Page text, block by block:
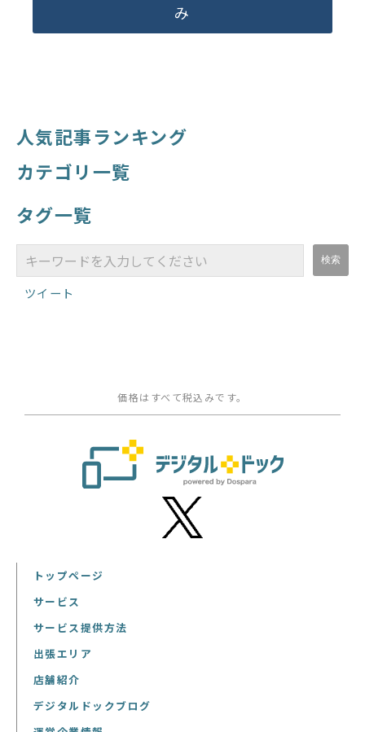
み
人気記事ランキング
カテゴリ一覧
タグ一覧
ツイート
価格はすべて税込みです。
トップページ
サービス
サービス提供方法
出張エリア
店舗紹介
デジタルドックブログ